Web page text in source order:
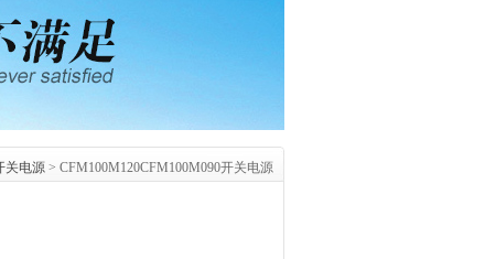
关电源 > CFM100M120CFM100M090开关电源